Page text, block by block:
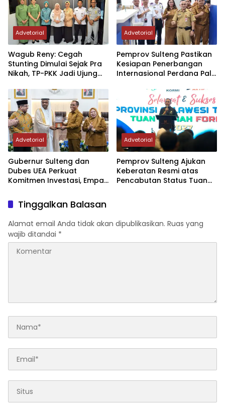
Advetorial
Wagub Reny: Cegah
Stunting Dimulai Sejak Pra
Nikah, TP-PKK Jadi Ujung
Advetorial
Pemprov Sulteng Pastikan
Kesiapan Penerbangan
Internasional Perdana Palu
Advetorial
Gubernur Sulteng dan
Dubes UEA Perkuat
Komitmen Investasi, Empat
Advetorial
Pemprov Sulteng Ajukan
Keberatan Resmi atas
Pencabutan Status Tuan
Tinggalkan Balasan
Alamat email Anda tidak akan dipublikasikan. Ruas yang
wajib ditandai *